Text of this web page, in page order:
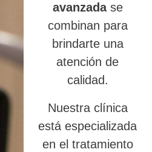
avanzadase
combinan para
brindarte una
atención de
calidad.
Nuestra clínica
está especializada
en el tratamiento